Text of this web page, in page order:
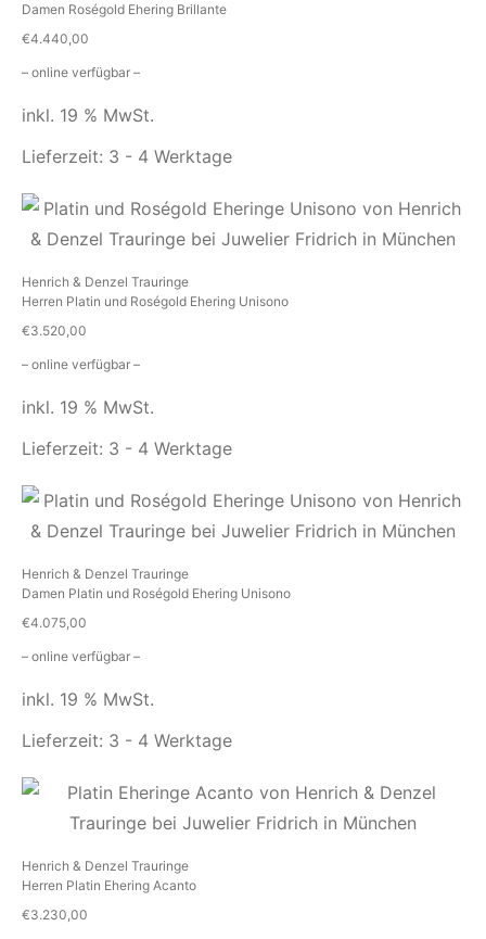
Damen Roségold Ehering Brillante
€4.440,00
– online verfügbar –
inkl. 19 % MwSt.
Lieferzeit: 3 - 4 Werktage
Henrich & Denzel Trauringe
Herren Platin und Roségold Ehering Unisono
€3.520,00
– online verfügbar –
inkl. 19 % MwSt.
Lieferzeit: 3 - 4 Werktage
Henrich & Denzel Trauringe
Damen Platin und Roségold Ehering Unisono
€4.075,00
– online verfügbar –
inkl. 19 % MwSt.
Lieferzeit: 3 - 4 Werktage
Henrich & Denzel Trauringe
Herren Platin Ehering Acanto
€3.230,00